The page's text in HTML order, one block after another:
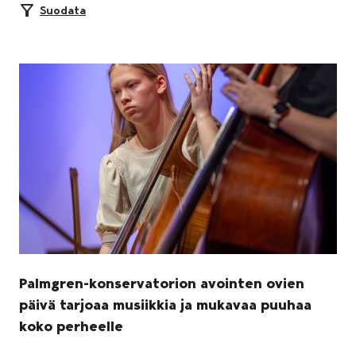
Suodata
Palmgren-konservatorion avointen ovien
päivä tarjoaa musiikkia ja mukavaa puuhaa
koko perheelle